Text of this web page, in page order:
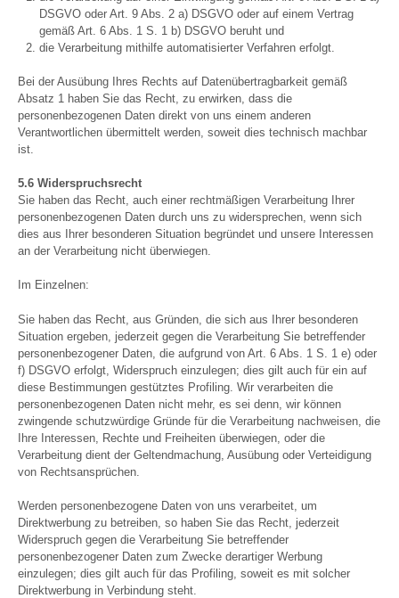
DSGVO oder Art. 9 Abs. 2 a) DSGVO oder auf einem Vertrag
gemäß Art. 6 Abs. 1 S. 1 b) DSGVO beruht und
die Verarbeitung mithilfe automatisierter Verfahren erfolgt.
Bei der Ausübung Ihres Rechts auf Datenübertragbarkeit gemäß
Absatz 1 haben Sie das Recht, zu erwirken, dass die
personenbezogenen Daten direkt von uns einem anderen
Verantwortlichen übermittelt werden, soweit dies technisch machbar
ist.
5.6 Widerspruchsrecht
Sie haben das Recht, auch einer rechtmäßigen Verarbeitung Ihrer
personenbezogenen Daten durch uns zu widersprechen, wenn sich
dies aus Ihrer besonderen Situation begründet und unsere Interessen
an der Verarbeitung nicht überwiegen.
Im Einzelnen:
Sie haben das Recht, aus Gründen, die sich aus Ihrer besonderen
Situation ergeben, jederzeit gegen die Verarbeitung Sie betreffender
personenbezogener Daten, die aufgrund von Art. 6 Abs. 1 S. 1 e) oder
f) DSGVO erfolgt, Widerspruch einzulegen; dies gilt auch für ein auf
diese Bestimmungen gestütztes Profiling. Wir verarbeiten die
personenbezogenen Daten nicht mehr, es sei denn, wir können
zwingende schutzwürdige Gründe für die Verarbeitung nachweisen, die
Ihre Interessen, Rechte und Freiheiten überwiegen, oder die
Verarbeitung dient der Geltendmachung, Ausübung oder Verteidigung
von Rechtsansprüchen.
Werden personenbezogene Daten von uns verarbeitet, um
Direktwerbung zu betreiben, so haben Sie das Recht, jederzeit
Widerspruch gegen die Verarbeitung Sie betreffender
personenbezogener Daten zum Zwecke derartiger Werbung
einzulegen; dies gilt auch für das Profiling, soweit es mit solcher
Direktwerbung in Verbindung steht.